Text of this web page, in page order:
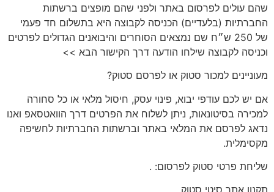
שהם עולים לפרסום באתר ולפני שהם מופצים ברשתות
החברתיות (בלעדיים) הכניסה לקבוצה היא בתשלום חד פעמי
של 250 ש״ח שם נמצאים הסוחרים והיבואנים הגדולים לפרטים
וכניסה לקבוצה שילחו הודעה דרך הקישור הבא >>
מעוניינים למכור סטוק או לפרסם סטוק?
אם יש לכם עודפי יבוא, פינוי עסק, חיסול מלאי או כל סחורה
למכירה בסיטונאות, ניתן לשלוח את הפרטים דרך הוואטסאפ ואנו
נדאג לפרסם את המלאי באתר וברשתות החברתיות לחשיפה
מקסימלית.
שליחת פרטי סטוק לפרסום: .